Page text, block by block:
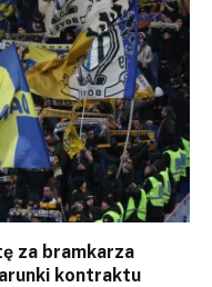
za bramkarza
kontraktu